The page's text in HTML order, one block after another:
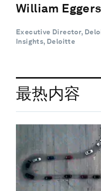
William Eggers
Executive Director,
Insights, Deloitte
最热内容